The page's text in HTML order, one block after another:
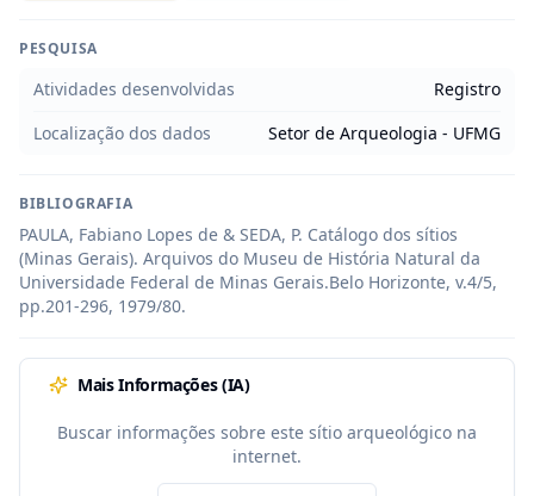
PESQUISA
Atividades desenvolvidas
Registro
Localização dos dados
Setor de Arqueologia - UFMG
BIBLIOGRAFIA
PAULA, Fabiano Lopes de & SEDA, P. Catálogo dos sítios
(Minas Gerais). Arquivos do Museu de História Natural da
Universidade Federal de Minas Gerais.Belo Horizonte, v.4/5,
pp.201-296, 1979/80.
Mais Informações (IA)
Buscar informações sobre este sítio arqueológico na
internet.